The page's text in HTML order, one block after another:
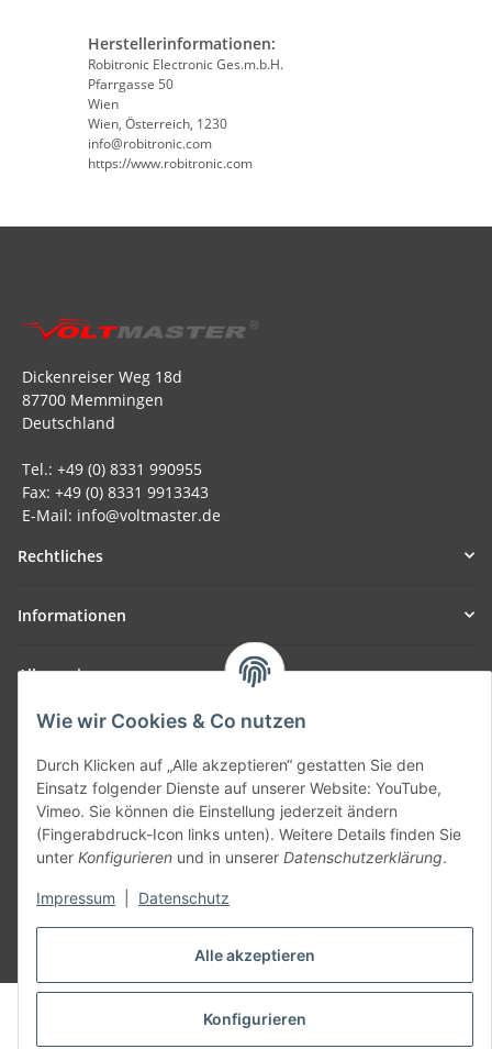
Alle akzeptieren
Konfigurieren
Wie wir Cookies & Co nutzen
Durch Klicken auf „Alle akzeptieren“ gestatten Sie den
Einsatz folgender Dienste auf unserer Website: YouTube,
Vimeo. Sie können die Einstellung jederzeit ändern
(Fingerabdruck-Icon links unten). Weitere Details finden Sie
unter Konfigurieren und in unserer Datenschutzerklärung.
Impressum Datenschutz
Herstellerinformationen:
Robitronic Electronic Ges.m.b.H.
Pfarrgasse 50
Wien
Wien, Österreich, 1230
info@robitronic.com
https://www.robitronic.com
Dickenreiser Weg 18d
87700 Memmingen
Deutschland
Tel.: +49 (0) 8331 990955
Fax: +49 (0) 8331 9913343
E-Mail: info@voltmaster.de
Rechtliches
Informationen
Allgemein
Teil unseres Netzwerks:
SmoliTec - Safety. Simplified. Worldwide. ( B2B Shop )
Vertrag widerrufen
* Alle Preise inkl. gesetzlicher USt., zzgl.Versand
© voltmaster.de
Powered byJTL-Shop